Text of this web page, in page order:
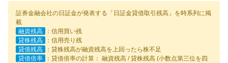
証券金融会社の日証金が発表する「日証金貸借取引残高」を時系列に掲
載
融資残高
：信用買い残
貸株残高
：信用売り残
貸借残高
：貸株残高が融資残高を上回ったら株不足
貸借倍率
：貸借倍率の計算： 融資残高 / 貸株残高 (小数点第三位を四